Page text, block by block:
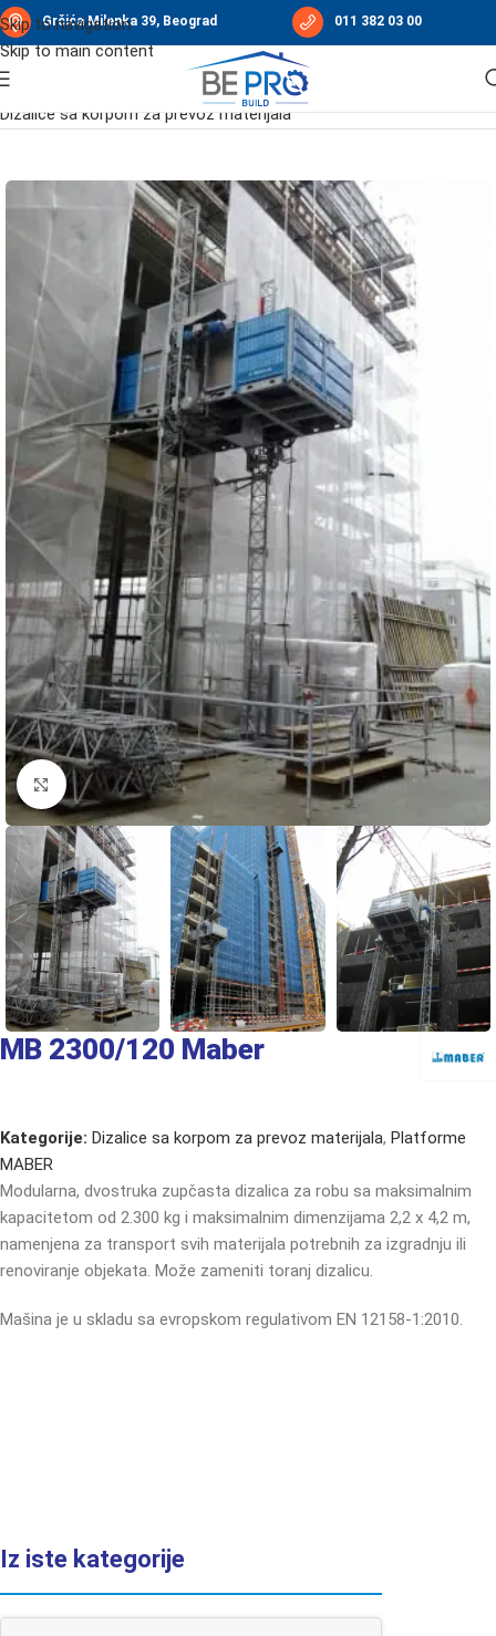
Skip to navigation
Skip to main content
Grčića Milenka 39, Beograd 011 382 03 00
Početna Građevinske dizalice/ Platforme MABER
Dizalice sa korpom za prevoz materijala
Click to enlarge
MB 2300/120 Maber
Kategorije: Dizalice sa korpom za prevoz materijala, Platforme
MABER
Modularna, dvostruka zupčasta dizalica za robu sa maksimalnim
kapacitetom od 2.300 kg i maksimalnim dimenzijama 2,2 x 4,2 m,
namenjena za transport svih materijala potrebnih za izgradnju ili
renoviranje objekata. Može zameniti toranj dizalicu.
Mašina je u skladu sa evropskom regulativom EN 12158-1:2010.
Iz iste kategorije